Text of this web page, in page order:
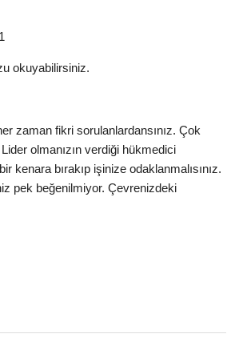
okuyabilirsiniz.
zaman fikri sorulanlardansınız. Çok
olmanızın verdiği hükmedici
kenara bırakıp işinize odaklanmalısınız.
pek beğenilmiyor. Çevrenizdeki